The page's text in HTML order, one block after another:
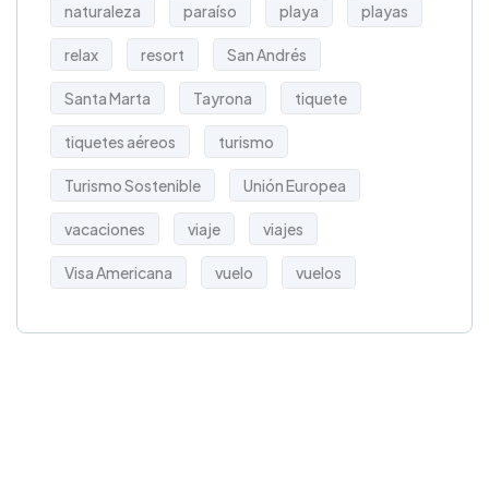
naturaleza paraíso playa playas
relax resort San Andrés
Santa Marta Tayrona tiquete
tiquetes aéreos turismo
Turismo Sostenible Unión Europea
vacaciones viaje viajes
Visa Americana vuelo vuelos